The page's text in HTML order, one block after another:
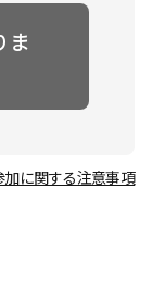
ま
に関する注意事項